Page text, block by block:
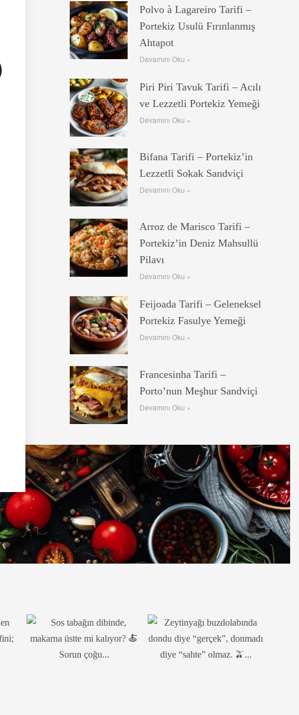
Polvo à Lagareiro Tarifi –
Portekiz Usulü Fırınlanmış
Ahtapot
Devamını Oku »
Piri Piri Tavuk Tarifi – Acılı
ve Lezzetli Portekiz Yemeği
Devamını Oku »
Bifana Tarifi – Portekiz’in
Lezzetli Sokak Sandviçi
Devamını Oku »
Arroz de Marisco Tarifi –
Portekiz’in Deniz Mahsullü
Pilavı
Devamını Oku »
Feijoada Tarifi – Geleneksel
Portekiz Fasulye Yemeği
Devamını Oku »
Francesinha Tarifi –
Porto’nun Meşhur Sandviçi
Devamını Oku »